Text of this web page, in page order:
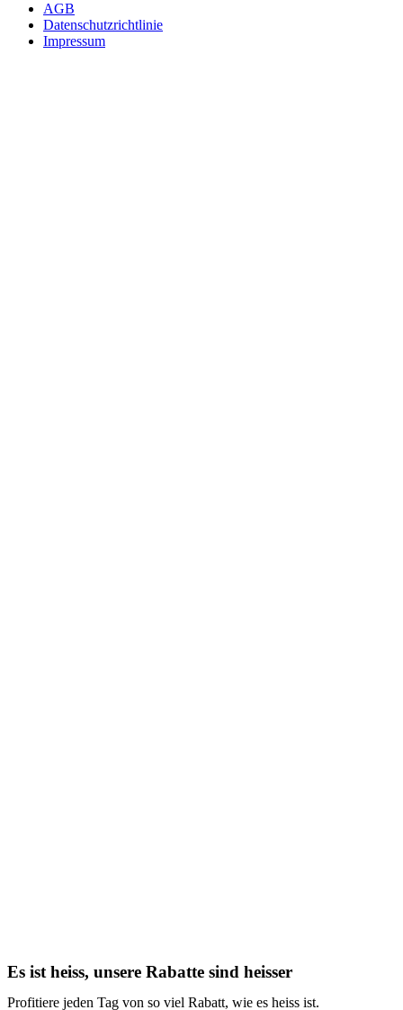
AGB
Datenschutzrichtlinie
Impressum
Es ist heiss, unsere Rabatte sind heisser
Profitiere jeden Tag von so viel Rabatt, wie es heiss ist.